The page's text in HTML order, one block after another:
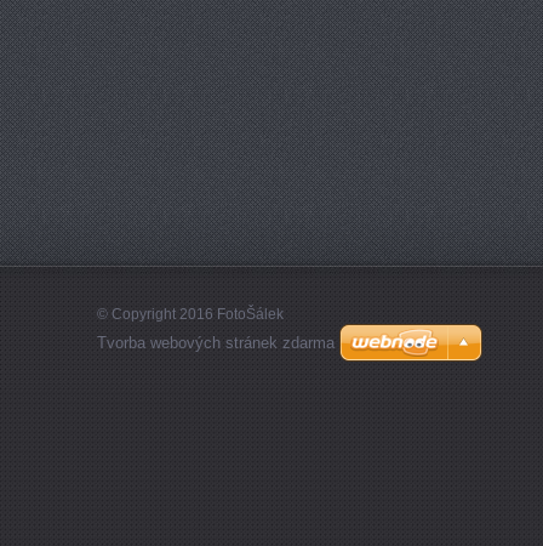
© Copyright 2016 FotoŠálek
Tvorba webových stránek zdarma